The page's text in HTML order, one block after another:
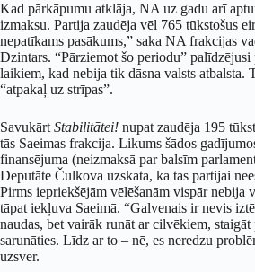
Kad pārkāpumu atklāja, NA uz gadu arī
izmaksu. Partija zaudēja vēl 765 tūkstošus
nepatīkams pasākums,” saka NA frakcijas
Dzintars. “Pārziemot šo periodu” palīdzējusi
laikiem, kad nebija tik dāsna valsts atbalsta.
“atpakaļ uz strīpas”.
SavukārtStabilitātei! nupat zaudēja 195
tās Saeimas frakcija. Likums šādos
finansējuma (neizmaksā par balsīm
Deputāte Čulkova uzskata, ka tas partijai
Pirms iepriekšējām vēlēšanām vispār nebija
tāpat iekļuva Saeimā. “Galvenais ir nevis
naudas, bet vairāk runāt ar cilvēkiem, staigāt
sarunāties. Līdz ar to – nē, es neredzu
uzsver.